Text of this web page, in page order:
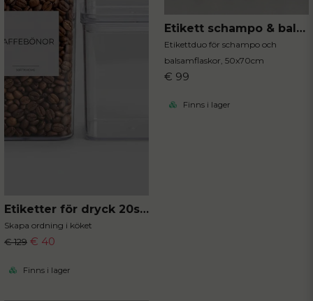
Etiketter för dryck 20st 5x5 cm
Skapa ordning i köket
€ 129 € 40
Finns i lager
Etikett schampo & balsam 2-P
Etikettduo för schampo och
balsamflaskor, 50x70cm
€ 99
Finns i lager